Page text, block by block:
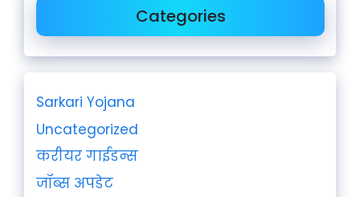
Categories
Sarkari Yojana
Uncategorized
करीयर गाईडन्स
जॉब्स अपडेट